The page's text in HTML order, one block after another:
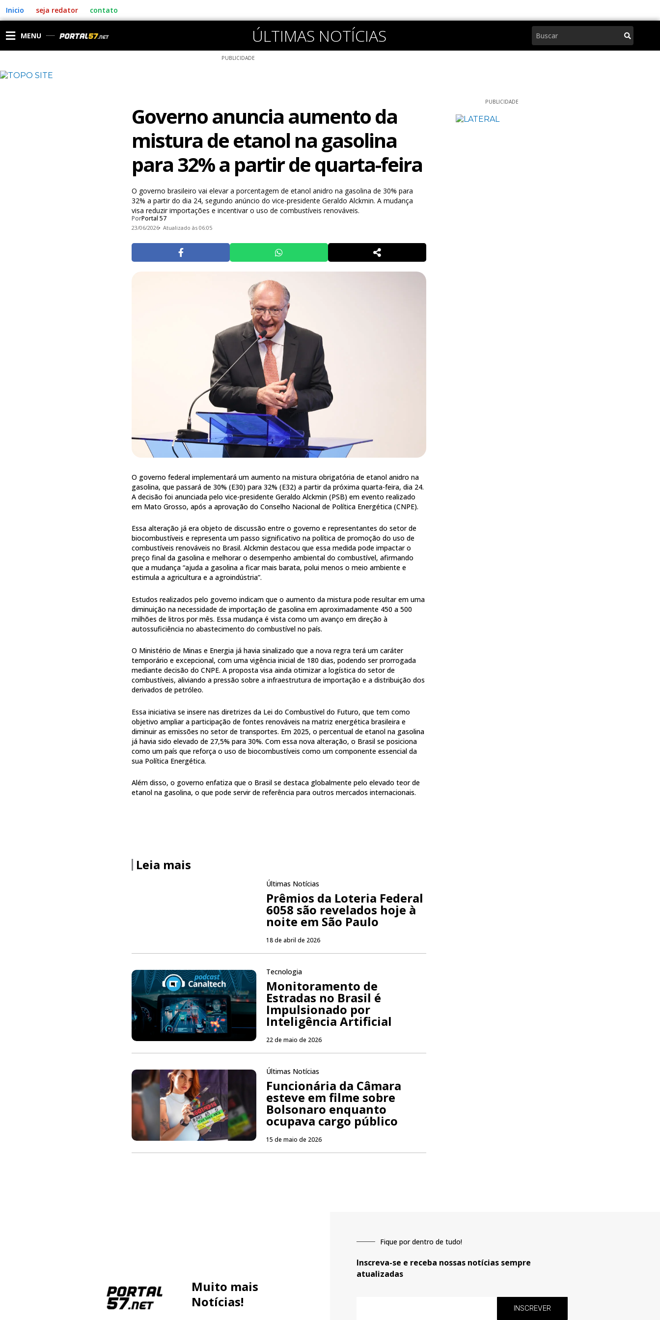
para
o
conteúdo
Inicio seja redator contato
MENU ÚLTIMAS NOTÍCIAS Pesquisar
PUBLICIDADE
Governo anuncia aumento da
mistura de etanol na gasolina
para 32% a partir de quarta-feira
O governo brasileiro vai elevar a porcentagem de etanol anidro na gasolina de 30% para
32% a partir do dia 24, segundo anúncio do vice-presidente Geraldo Alckmin. A mudança
visa reduzir importações e incentivar o uso de combustíveis renováveis.
PorPortal 57
23/06/2026 Atualizado às 06:05
O governo federal implementará um aumento na mistura obrigatória de etanol anidro na
gasolina, que passará de 30% (E30) para 32% (E32) a partir da próxima quarta-feira, dia 24.
A decisão foi anunciada pelo vice-presidente Geraldo Alckmin (PSB) em evento realizado
em Mato Grosso, após a aprovação do Conselho Nacional de Política Energética (CNPE).
Essa alteração já era objeto de discussão entre o governo e representantes do setor de
biocombustíveis e representa um passo significativo na política de promoção do uso de
combustíveis renováveis no Brasil. Alckmin destacou que essa medida pode impactar o
preço final da gasolina e melhorar o desempenho ambiental do combustível, afirmando
que a mudança “ajuda a gasolina a ficar mais barata, polui menos o meio ambiente e
estimula a agricultura e a agroindústria”.
Estudos realizados pelo governo indicam que o aumento da mistura pode resultar em uma
diminuição na necessidade de importação de gasolina em aproximadamente 450 a 500
milhões de litros por mês. Essa mudança é vista como um avanço em direção à
autossuficiência no abastecimento do combustível no país.
O Ministério de Minas e Energia já havia sinalizado que a nova regra terá um caráter
temporário e excepcional, com uma vigência inicial de 180 dias, podendo ser prorrogada
mediante decisão do CNPE. A proposta visa ainda otimizar a logística do setor de
combustíveis, aliviando a pressão sobre a infraestrutura de importação e a distribuição dos
derivados de petróleo.
Essa iniciativa se insere nas diretrizes da Lei do Combustível do Futuro, que tem como
objetivo ampliar a participação de fontes renováveis na matriz energética brasileira e
diminuir as emissões no setor de transportes. Em 2025, o percentual de etanol na gasolina
já havia sido elevado de 27,5% para 30%. Com essa nova alteração, o Brasil se posiciona
como um país que reforça o uso de biocombustíveis como um componente essencial da
sua Política Energética.
Além disso, o governo enfatiza que o Brasil se destaca globalmente pelo elevado teor de
etanol na gasolina, o que pode servir de referência para outros mercados internacionais.
Leia mais
Últimas Notícias
Prêmios da Loteria Federal
6058 são revelados hoje à
noite em São Paulo
18 de abril de 2026
Tecnologia
Monitoramento de
Estradas no Brasil é
Impulsionado por
Inteligência Artificial
22 de maio de 2026
Últimas Notícias
Funcionária da Câmara
esteve em filme sobre
Bolsonaro enquanto
ocupava cargo público
15 de maio de 2026
PUBLICIDADE
Muito mais
Notícias!
Fique por dentro de tudo!
Inscreva-se e receba nossas notícias sempre
atualizadas
INSCREVER